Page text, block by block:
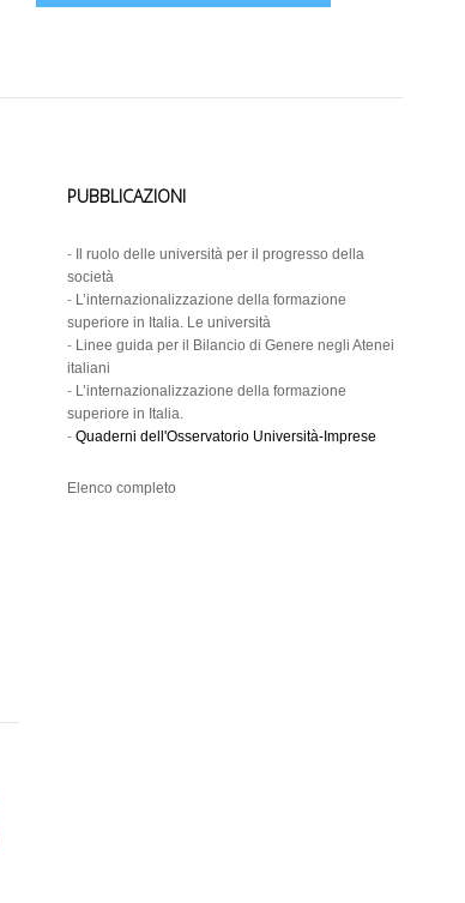
PUBBLICAZIONI
-
Il ruolo delle università per il progresso della
società
- L’internazionalizzazione della formazione
superiore in Italia. Le università
- Linee guida per il Bilancio di Genere negli Atenei
italiani
- L’internazionalizzazione della formazione
superiore in Italia.
- Quaderni dell'Osservatorio Università-Imprese
Elenco completo